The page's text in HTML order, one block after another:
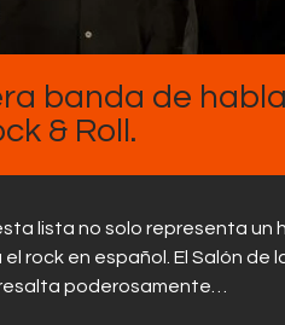
banda de
& Roll.
lista no solo representa
rock en español. El Salón de
resalta poderosamente…